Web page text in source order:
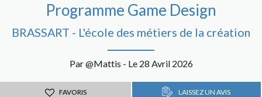
Programme Game Design
BRASSART - L'école des métiers de la création
Par @Mattis - Le 28 Avril 2026
FAVORIS LAISSEZ UN AVIS